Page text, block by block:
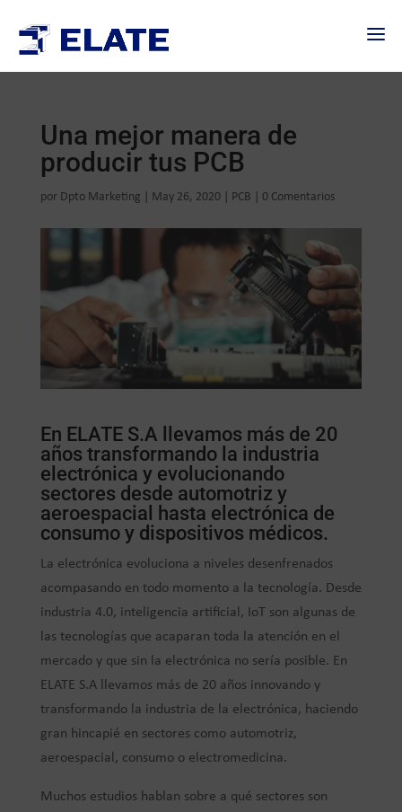
Una mejor manera de
producir tus PCB
por Dpto Marketing May 26, 2020| PCB 0 Comentarios
En ELATE S.A llevamos más de 20
años transformando la industria
electrónica y evolucionando
sectores desde automotriz y
aeroespacial hasta electrónica de
consumo y dispositivos médicos.
La electrónica evoluciona a niveles desenfrenados
acompasando en todo momento a la tecnología. Desde
industria 4.0, inteligencia artificial, IoT son algunas de
las tecnologías que acaparan toda la atención en el
mercado y que sin la electrónica no sería posible. En
ELATE S.A llevamos más de 20 años innovando y
transformando la industria de la electrónica, haciendo
gran hincapié en sectores como automotriz,
aeroespacial, consumo o electromedicina.
Muchos estudios hablan sobre a qué sectores son